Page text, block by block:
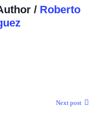
/ Roberto
Next post